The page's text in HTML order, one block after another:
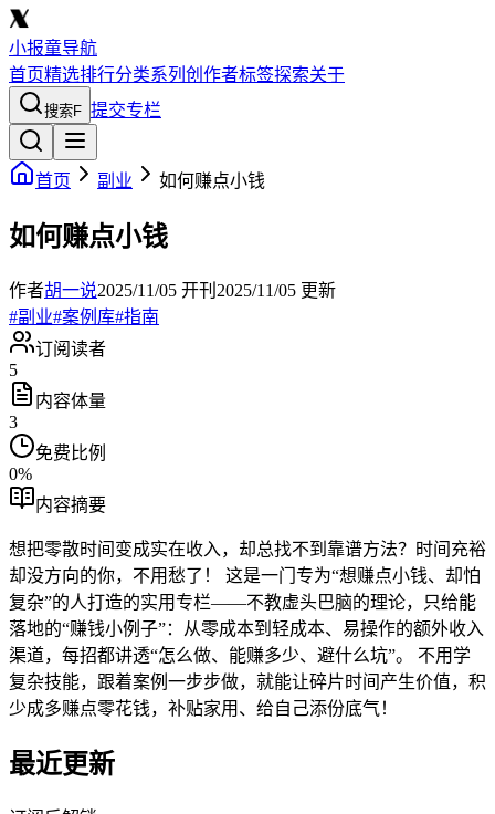
小报童导航
首页精选排行分类系列 创作者标签探索关于
搜索F 提交专栏
首页 副业 如何赚点小钱
如何赚点小钱
作者胡一说2025/11/05 开刊 2025/11/05 更新
#副业#案例库#指南
订阅读者
5
内容体量
3
免费比例
0%
内容摘要
想把零散时间变成实在收入，却总找不到靠谱方法？时间充裕
却没方向的你，不用愁了！ 这是一门专为“想赚点小钱、却怕
复杂”的人打造的实用专栏——不教虚头巴脑的理论，只给能
落地的“赚钱小例子”：从零成本到轻成本、易操作的额外收入
渠道，每招都讲透“怎么做、能赚多少、避什么坑”。 不用学
复杂技能，跟着案例一步步做，就能让碎片时间产生价值，积
少成多赚点零花钱，补贴家用、给自己添份底气！
最近更新